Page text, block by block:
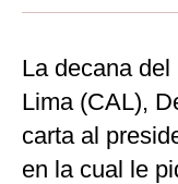
Tecnología
Mix
La decana
Lima (CAL),
carta al
en la cual le